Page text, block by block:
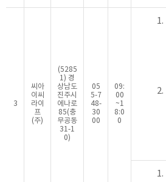
3
씨아
이씨
라이
프
(주)
(5285
1) 경
상남도
진주시
에나로
85(충
무공동
31-1
0)
05
5-7
48-
30
00
09:
00
~1
8:0
0
1.
2.
1.